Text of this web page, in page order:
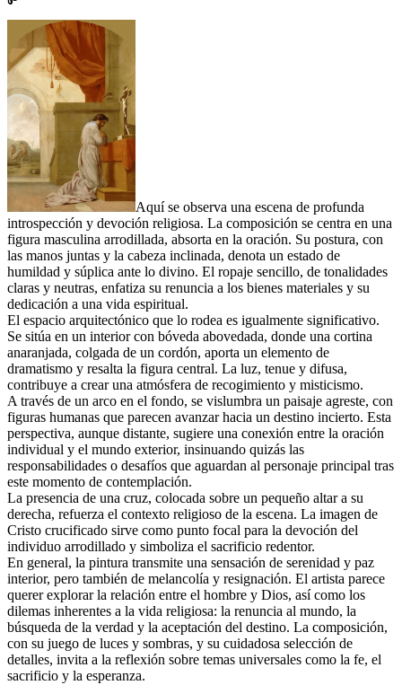
Aquí se observa una escena de profunda
introspección y devoción religiosa. La composición se centra en una
figura masculina arrodillada, absorta en la oración. Su postura, con
las manos juntas y la cabeza inclinada, denota un estado de
humildad y súplica ante lo divino. El ropaje sencillo, de tonalidades
claras y neutras, enfatiza su renuncia a los bienes materiales y su
dedicación a una vida espiritual.
El espacio arquitectónico que lo rodea es igualmente significativo.
Se sitúa en un interior con bóveda abovedada, donde una cortina
anaranjada, colgada de un cordón, aporta un elemento de
dramatismo y resalta la figura central. La luz, tenue y difusa,
contribuye a crear una atmósfera de recogimiento y misticismo.
A través de un arco en el fondo, se vislumbra un paisaje agreste, con
figuras humanas que parecen avanzar hacia un destino incierto. Esta
perspectiva, aunque distante, sugiere una conexión entre la oración
individual y el mundo exterior, insinuando quizás las
responsabilidades o desafíos que aguardan al personaje principal tras
este momento de contemplación.
La presencia de una cruz, colocada sobre un pequeño altar a su
derecha, refuerza el contexto religioso de la escena. La imagen de
Cristo crucificado sirve como punto focal para la devoción del
individuo arrodillado y simboliza el sacrificio redentor.
En general, la pintura transmite una sensación de serenidad y paz
interior, pero también de melancolía y resignación. El artista parece
querer explorar la relación entre el hombre y Dios, así como los
dilemas inherentes a la vida religiosa: la renuncia al mundo, la
búsqueda de la verdad y la aceptación del destino. La composición,
con su juego de luces y sombras, y su cuidadosa selección de
detalles, invita a la reflexión sobre temas universales como la fe, el
sacrificio y la esperanza.